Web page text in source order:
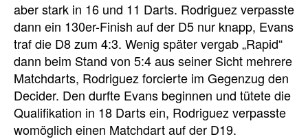
aber stark in 16 und 11 Darts. Rodriguez verpasste
dann ein 130er-Finish auf der D5 nur knapp, Evans
traf die D8 zum 4:3. Wenig später vergab „Rapid“
dann beim Stand von 5:4 aus seiner Sicht mehrere
Matchdarts, Rodriguez forcierte im Gegenzug den
Decider. Den durfte Evans beginnen und tütete die
Qualifikation in 18 Darts ein, Rodriguez verpasste
womöglich einen Matchdart auf der D19.